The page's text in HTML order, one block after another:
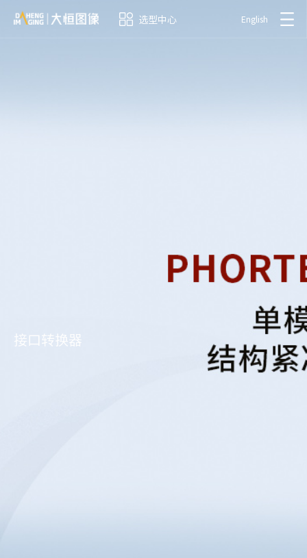
选型中心 English
接口转换器